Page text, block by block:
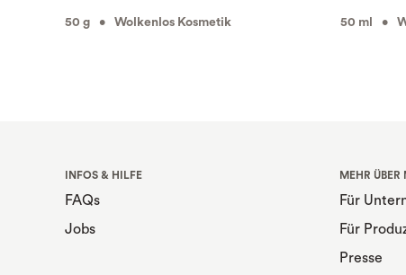
50 g • Wolkenlos Kosmetik 50 ml •
INFOS & HILFE
FAQs
Jobs
MEHR ÜBER
Für
Für
Presse